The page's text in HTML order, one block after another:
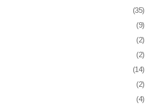
(35)
(9)
(2)
(2)
(14)
(2)
(4)